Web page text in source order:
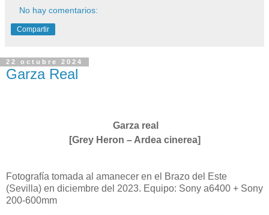
No hay comentarios:
Compartir
22 octubre 2024
Garza Real
Garza real
[Grey Heron – Ardea cinerea]
Fotografía tomada al amanecer en el Brazo del Este
(Sevilla) en diciembre del 2023. Equipo: Sony a6400 + Sony
200-600mm